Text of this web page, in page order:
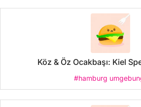
Köz & Öz Ocakbaşı: Kiel
#hamburg